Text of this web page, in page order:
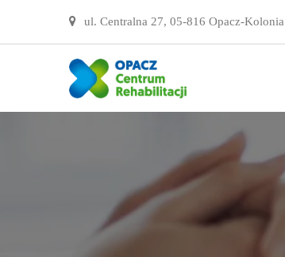
ul. Centralna 27, 05-816 Opacz-Kolonia